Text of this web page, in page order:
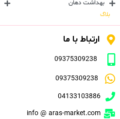
بهداشت دهان
بلاگ
ارتباط با ما
09375309238
09375309238
04133103886
info @ aras-market.com